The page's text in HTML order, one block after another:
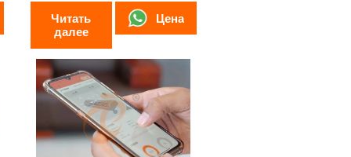
выращивания бройлеров от 1
до 45 дней до готовности к
3. Срок службы составляет
более 20 лет.
4. Наша круглосуточная
онлайн-приемная WhatsApp:
+8618830120193, +234
8111199996.
Читать
далее
Цена